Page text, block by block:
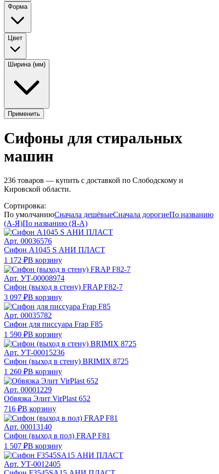
Форма
Цвет
Ширина (мм)
Применить
Сифоны для стиральных
машин
236 товаров — купить с доставкой по Слободскому и
Кировской области.
Сортировка:
По умолчаниюСначала дешёвыеСначала дорогиеПо названию
(А-Я)По названию (Я-А)
Арт. 00036576
Сифон А1045 S АНИ ПЛАСТ
1 172 ₽В корзину
Арт. УТ-00008974
Сифон (выход в стену) FRAP F82-7
3 097 ₽В корзину
Арт. 00035782
Сифон для писсуара Frap F85
1 590 ₽В корзину
Арт. УТ-00015236
Сифон (выход в стену) BRIMIX 8725
1 260 ₽В корзину
Арт. 00001229
Обвязка Элит VirPlast 652
716 ₽В корзину
Арт. 00013140
Сифон (выход в пол) FRAP F81
1 507 ₽В корзину
Арт. УТ-0012405